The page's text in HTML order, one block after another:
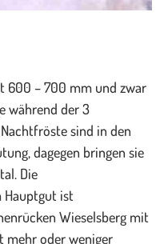
600 – 700 mm und zwar
während der 3
sind in den
dagegen bringen sie
Die
Hauptgut ist
Wieselsberg mit
mehr oder weniger